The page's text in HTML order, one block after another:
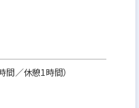
／休憩1時間）